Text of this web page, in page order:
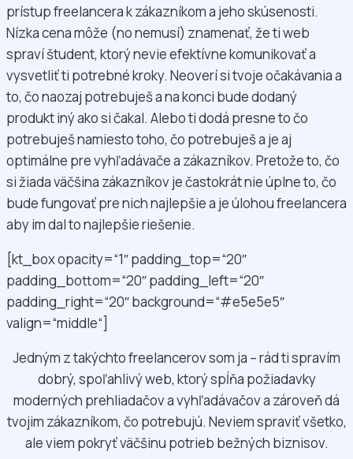
prístup freelancera k zákazníkom a jeho skúsenosti.
Nízka cena môže (no nemusí) znamenať, že ti web
spraví študent, ktorý nevie efektívne komunikovať a
vysvetliť ti potrebné kroky. Neoverí si tvoje očakávania a
to, čo naozaj potrebuješ a na konci bude dodaný
produkt iný ako si čakal. Alebo ti dodá presne to čo
potrebuješ namiesto toho, čo potrebuješ a je aj
optimálne pre vyhľadávače a zákazníkov. Pretože to, čo
si žiada väčšina zákazníkov je častokrát nie úplne to, čo
bude fungovať pre nich najlepšie a je úlohou freelancera
aby im dal to najlepšie riešenie.
[kt_box opacity=“1″ padding_top=“20″
padding_bottom=“20″ padding_left=“20″
padding_right=“20″ background=“#e5e5e5″
valign=“middle“]
Jedným z takýchto freelancerov som ja – rád ti spravím
dobrý, spoľahlivý web, ktorý spĺňa požiadavky
moderných prehliadačov a vyhľadávačov a zároveň dá
tvojim zákazníkom, čo potrebujú. Neviem spraviť všetko,
ale viem pokryť väčšinu potrieb bežných biznisov.